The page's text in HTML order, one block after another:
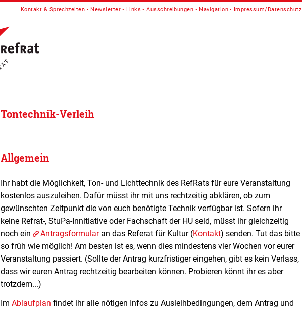
Kontakt & Sprechzeiten Newsletter Links Ausschreibungen Navigation Impressum/Datenschutz
Tontechnik-Verleih
Allgemein
Ihr habt die Möglichkeit, Ton- und Lichttechnik des RefRats für eure Veranstaltung
kostenlos auszuleihen. Dafür müsst ihr mit uns rechtzeitig abklären, ob zum
gewünschten Zeitpunkt die von euch benötigte Technik verfügbar ist. Sofern ihr
keine Refrat-, StuPa-Innitiative oder Fachschaft der HU seid, müsst ihr gleichzeitig
noch ein
Antragsformularan das Referat für Kultur (Kontakt) senden. Tut das bitte
so früh wie möglich! Am besten ist es, wenn dies mindestens vier Wochen vor eurer
Veranstaltung passiert. (Sollte der Antrag kurzfristiger eingehen, gibt es kein Verlass,
dass wir euren Antrag rechtzeitig bearbeiten können. Probieren könnt ihr es aber
trotzdem...)
Im Ablaufplan findet ihr alle nötigen Infos zu Ausleihbedingungen, dem Antrag und